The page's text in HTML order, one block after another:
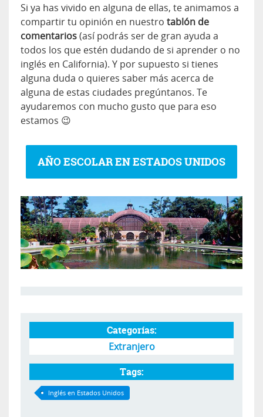
Si ya has vivido en alguna de ellas, te animamos a
compartir tu opinión en nuestro tablón de
comentarios(así podrás ser de gran ayuda a
todos los que estén dudando de si aprender o no
inglés en California). Y por supuesto si tienes
alguna duda o quieres saber más acerca de
alguna de estas ciudades pregúntanos. Te
ayudaremos con mucho gusto que para eso
estamos 😉
AÑO ESCOLAR EN ESTADOS UNIDOS
Categorías:
Extranjero
Tags:
Inglés en Estados Unidos